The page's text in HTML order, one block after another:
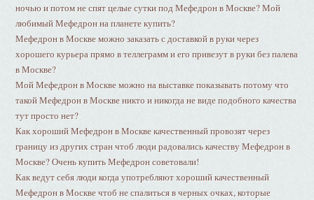
ночью и потом не спят целые сутки под Мефедрон в Москве? Мой
любимый Мефедрон на планете купить?
Мефедрон в Москве можно заказать с доставкой в руки через
хорошего курьера прямо в теллеграмм и его привезут в руки без палева
в Москве?
Мой Мефедрон в Москве можно на выставке показывать потому что
такой Мефедрон в Москве никто и никогда не виде подобного качества
тут просто нет?
Как хороший Мефедрон в Москве качественный провозят через
границу из других стран чтоб люди радовались качеству Мефедрон в
Москве? Очень купить Мефедрон советовали!
Как ведут себя люди когда употребляют хороший качественный
Мефедрон в Москве чтоб не спалиться в черных очках, которые